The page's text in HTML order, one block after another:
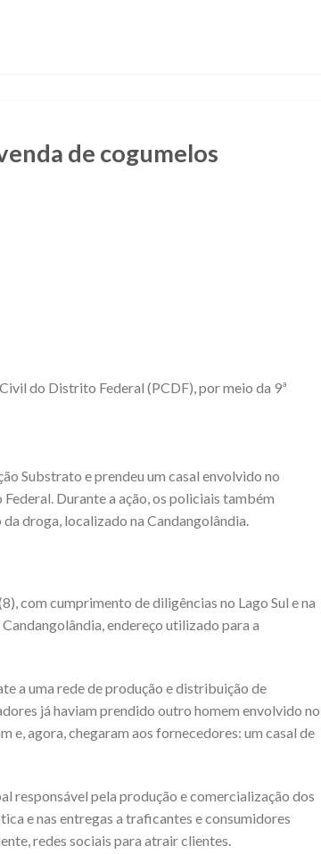
de cogumelos
do Distrito Federal (PCDF), por meio da 9ª
Substrato e prendeu um casal envolvido no
Durante a ação, os policiais também
droga, localizado na Candangolândia.
com cumprimento de diligências no Lago Sul e na
endereço utilizado para a
a uma rede de produção e distribuição de
já haviam prendido outro homem envolvido no
e, agora, chegaram aos fornecedores: um casal de
responsável pela produção e comercialização dos
e nas entregas a traficantes e consumidores
redes sociais para atrair clientes.